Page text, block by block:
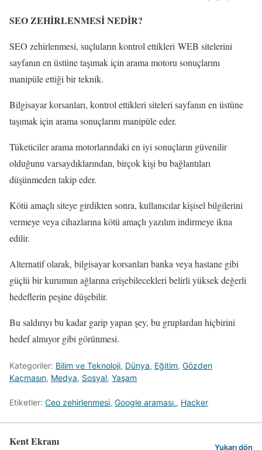
SEO ZEHİRLENMESİ NEDİR?
SEO zehirlenmesi, suçluların kontrol ettikleri WEB sitelerini
sayfanın en üstüne taşımak için arama motoru sonuçlarını
manipüle ettiği bir teknik.
Bilgisayar korsanları, kontrol ettikleri siteleri sayfanın en üstüne
taşımak için arama sonuçlarını manipüle eder.
Tüketiciler arama motorlarındaki en iyi sonuçların güvenilir
olduğunu varsaydıklarından, birçok kişi bu bağlantıları
düşünmeden takip eder.
Kötü amaçlı siteye girdikten sonra, kullanıcılar kişisel bilgilerini
vermeye veya cihazlarına kötü amaçlı yazılım indirmeye ikna
edilir.
Alternatif olarak, bilgisayar korsanları banka veya hastane gibi
güçlü bir kurumun ağlarına erişebilecekleri belirli yüksek değerli
hedeflerin peşine düşebilir.
Bu saldırıyı bu kadar garip yapan şey, bu gruplardan hiçbirini
hedef almıyor gibi görünmesi.
Kategoriler: Bilim ve Teknoloji, Dünya, Eğitim, Gözden
Kaçmasın, Medya, Sosyal, Yaşam
Etiketler: Ceo zehirlenmesi, Google araması., Hacker
Kent Ekranı Yukarı dön